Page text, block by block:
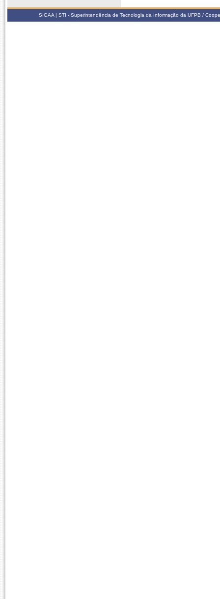
SIGAA | STI - Superintendência de Tecnologia da Informação da UFPB /